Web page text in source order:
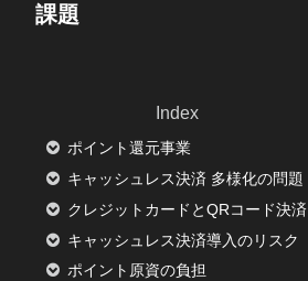
課題
Index
ポイント還元事業
キャッシュレス決済 多様化の問題
クレジットカードとQRコード決済
キャッシュレス決済導入のリスク
ポイント原資の負担